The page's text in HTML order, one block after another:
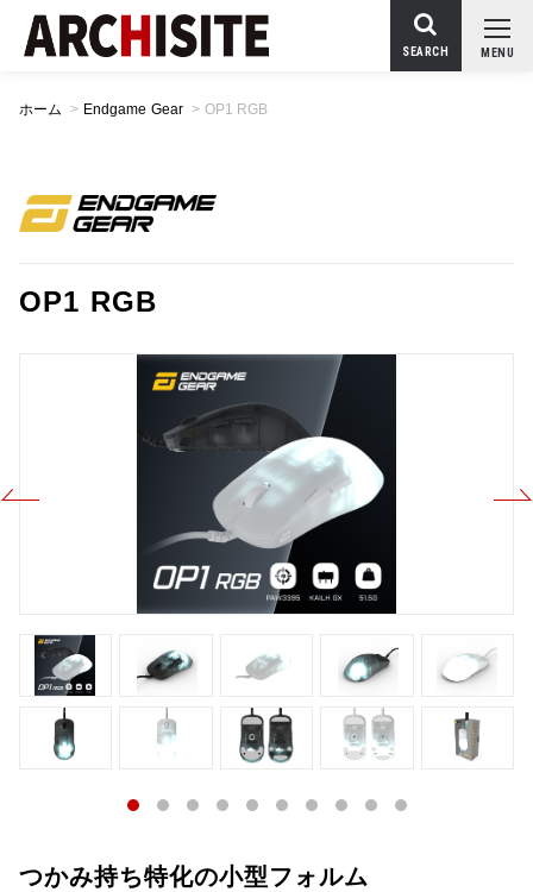
MENU
SEARCH
ホーム > Endgame Gear > OP1 RGB
OP1 RGB
つかみ持ち特化の小型フォルム